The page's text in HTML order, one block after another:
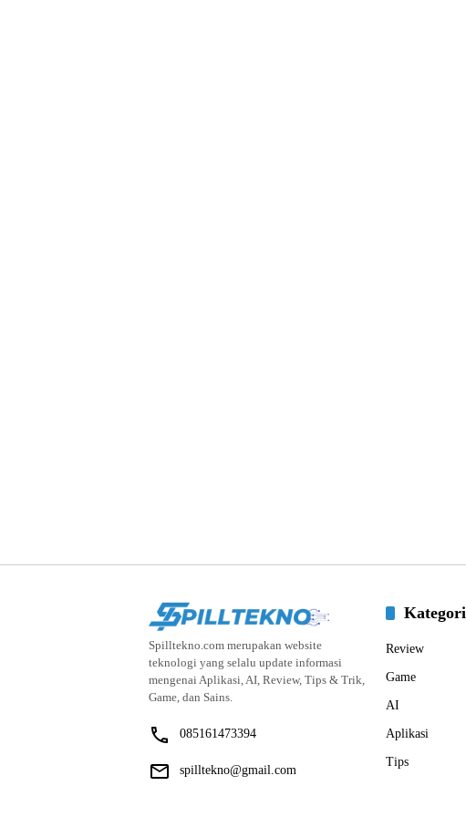
Spilltekno.com merupakan website
teknologi yang selalu update informasi
mengenai Aplikasi, AI, Review, Tips & Trik,
Game, dan Sains.
085161473394
spilltekno@gmail.com
Kategori
Review
Game
AI
Aplikasi
Tips